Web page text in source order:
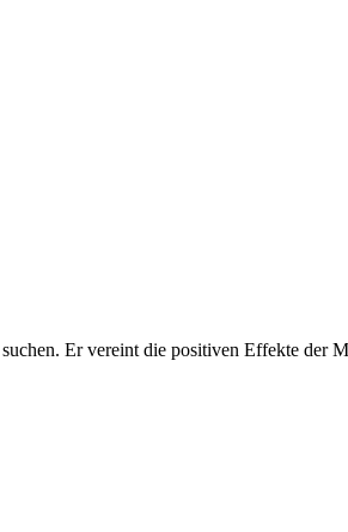
Er vereint die positiven Effekte der